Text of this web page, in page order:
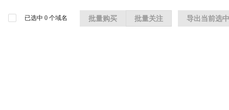
已选中 0 个域名 批量购买 批量关注 导出当前选中